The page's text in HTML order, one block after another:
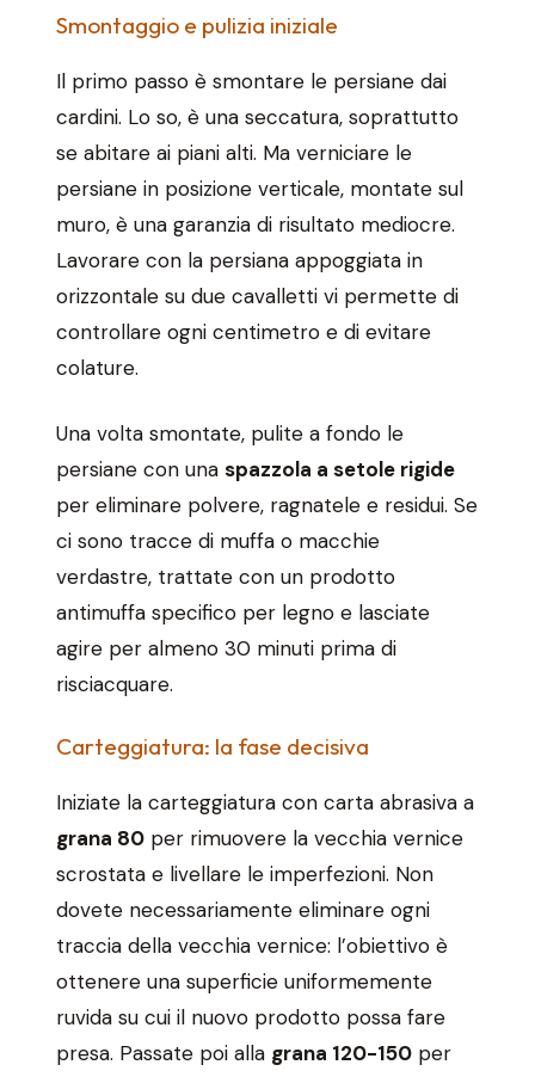
Smontaggio e pulizia iniziale
Il primo passo è smontare le persiane dai
cardini. Lo so, è una seccatura, soprattutto
se abitare ai piani alti. Ma verniciare le
persiane in posizione verticale, montate sul
muro, è una garanzia di risultato mediocre.
Lavorare con la persiana appoggiata in
orizzontale su due cavalletti vi permette di
controllare ogni centimetro e di evitare
colature.
Una volta smontate, pulite a fondo le
persiane con una spazzola a setole rigide
per eliminare polvere, ragnatele e residui. Se
ci sono tracce di muffa o macchie
verdastre, trattate con un prodotto
antimuffa specifico per legno e lasciate
agire per almeno 30 minuti prima di
risciacquare.
Carteggiatura: la fase decisiva
Iniziate la carteggiatura con carta abrasiva a
grana 80 per rimuovere la vecchia vernice
scrostata e livellare le imperfezioni. Non
dovete necessariamente eliminare ogni
traccia della vecchia vernice: l’obiettivo è
ottenere una superficie uniformemente
ruvida su cui il nuovo prodotto possa fare
presa. Passate poi alla grana 120-150 per